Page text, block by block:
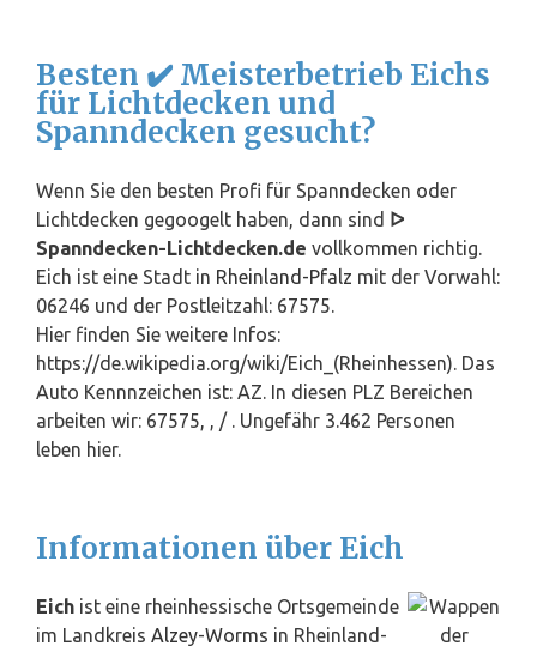
Besten ✔️ Meisterbetrieb Eichs
für Lichtdecken und
Spanndecken gesucht?
Wenn Sie den besten Profi für Spanndecken oder
Lichtdecken gegoogelt haben, dann sind ᐅ
Spanndecken-Lichtdecken.de vollkommen richtig.
Eich ist eine Stadt in Rheinland-Pfalz mit der Vorwahl:
06246 und der Postleitzahl: 67575.
Hier finden Sie weitere Infos:
https://de.wikipedia.org/wiki/Eich_(Rheinhessen). Das
Auto Kennnzeichen ist: AZ. In diesen PLZ Bereichen
arbeiten wir: 67575, , / . Ungefähr 3.462 Personen
leben hier.
Informationen über Eich
Eich ist eine rheinhessische Ortsgemeinde
im Landkreis Alzey-Worms in Rheinland-